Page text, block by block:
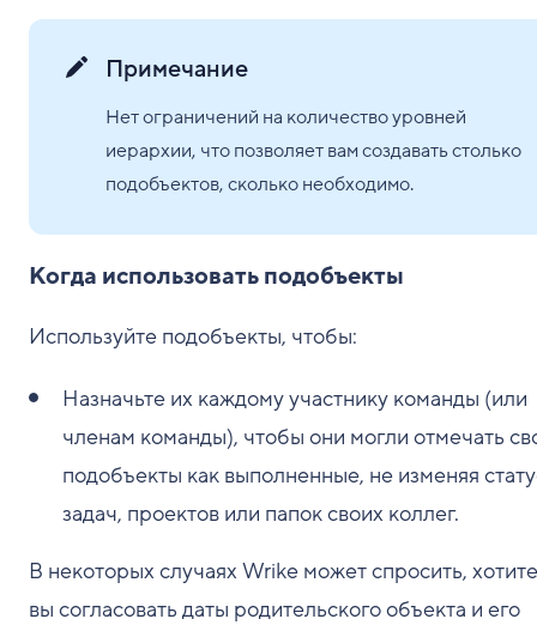
Примечание
Нет ограничений на количество уровней
иерархии, что позволяет вам создавать столько
подобъектов, сколько необходимо.
Когда использовать подобъекты
Используйте подобъекты, чтобы:
Назначьте их каждому участнику команды (или
членам команды), чтобы они могли отмечать
подобъекты как выполненные, не изменяя
задач, проектов или папок своих коллег.
В некоторых случаях Wrike может спросить,
вы согласовать даты родительского объекта и его